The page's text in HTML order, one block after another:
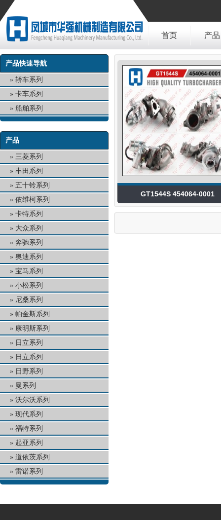
首页 产品
产品快速导航
轿车系列
卡车系列
船舶系列
产品
三菱系列
丰田系列
五十铃系列
依维柯系列
卡特系列
大众系列
奔驰系列
奥迪系列
宝马系列
小松系列
尼桑系列
帕金斯系列
康明斯系列
日立系列
日立系列
日野系列
曼系列
沃尔沃系列
现代系列
福特系列
起亚系列
道依茨系列
雷诺系列
GT1544S 454064-0001